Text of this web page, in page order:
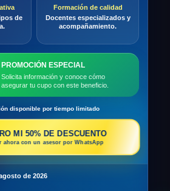
de
Formación de calidad
Docentes especializados y
acompañamiento.
PROMOCIÓN ESPECIAL
Solicita información y conoce cómo
asegurar tu cupo con este beneficio.
disponible por tiempo limitado
MI 50% DE DESCUENTO
ahora con un asesor por WhatsApp
de 2026